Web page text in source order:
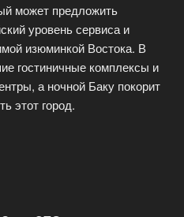
может предложить
уровень сервиса и
изюминкой Востока. В
гостиничные комплексы и
а ночной Баку покорит
этот город.